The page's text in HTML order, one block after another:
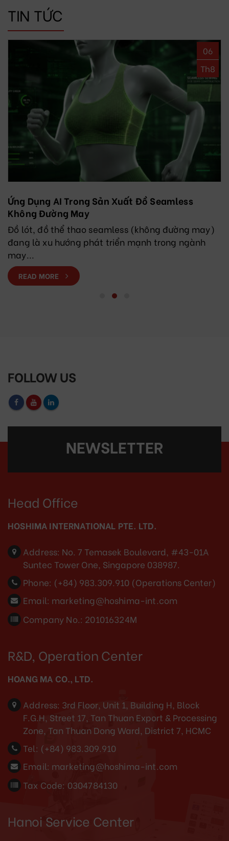
TIN TỨC
06
Th8
Ứng Dụng AI Trong Sản Xuất Đồ Seamless
Không Đường May
Đồ lót, đồ thể thao seamless (không đường may)
đang là xu hướng phát triển mạnh trong ngành
may...
READ MORE
FOLLOW US
NEWSLETTER
Head Office
HOSHIMA INTERNATIONAL PTE. LTD.
Address: No. 7 Temasek Boulevard, #43-01A
Suntec Tower One, Singapore 038987.
Phone: (+84) 983.309.910 (Operations Center)
Email: marketing@hoshima-int.com
Company No.: 201016324M
R&D, Operation Center
HOANG MA CO., LTD.
Address: 3rd Floor, Unit 1, Building H, Block
F.G.H, Street 17, Tan Thuan Export & Processing
Zone, Tan Thuan Dong Ward, District 7, HCMC
Tel: (+84) 983.309.910
Email: marketing@hoshima-int.com
Tax Code: 0304784130
Hanoi Service Center